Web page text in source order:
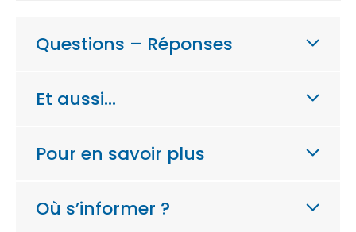
Questions – Réponses
Et aussi…
Pour en savoir plus
Où s’informer ?